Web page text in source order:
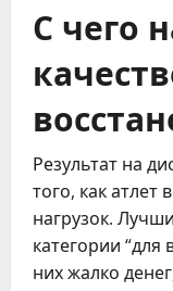
С чего
Результат на
того, как атлет
нагрузок.
категории “для
них жалко